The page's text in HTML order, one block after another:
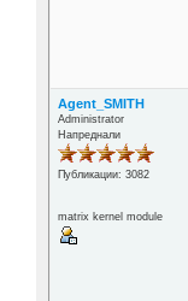
Agent_SMITH
Administrator
Напреднали
Публикации: 3082
matrix kernel module